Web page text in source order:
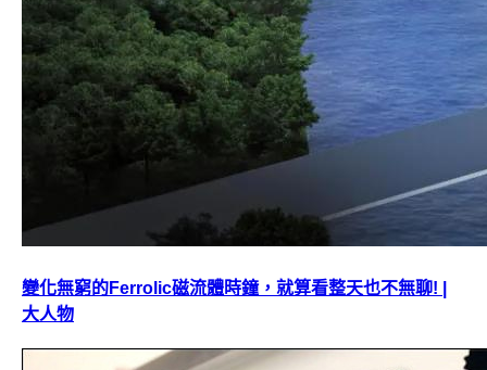
變化無窮的Ferrolic磁流體時鐘，就算看整天也不無聊! |
大人物